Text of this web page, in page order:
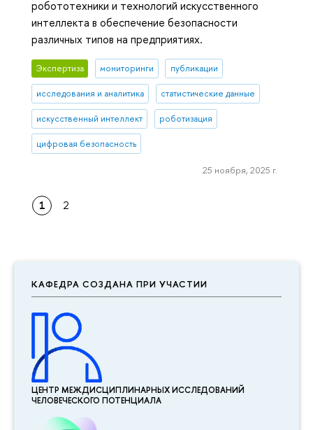
КАФЕДРА СОЗДАНА ПРИ УЧАСТИИ
ЦЕНТР МЕЖДИСЦИПЛИНАР­НЫХ ИССЛЕДОВАНИЙ
ЧЕЛОВЕЧЕСКОГО ПОТЕНЦИАЛА
робототехники и технологий искусственного
интеллекта в обеспечение безопасности
различных типов на предприятиях.
Экспертиза мониторинги публикации
исследования и аналитика статистические данные
искусственный интеллект роботизация
цифровая безопасность
25 ноября, 2025 г.
1 2